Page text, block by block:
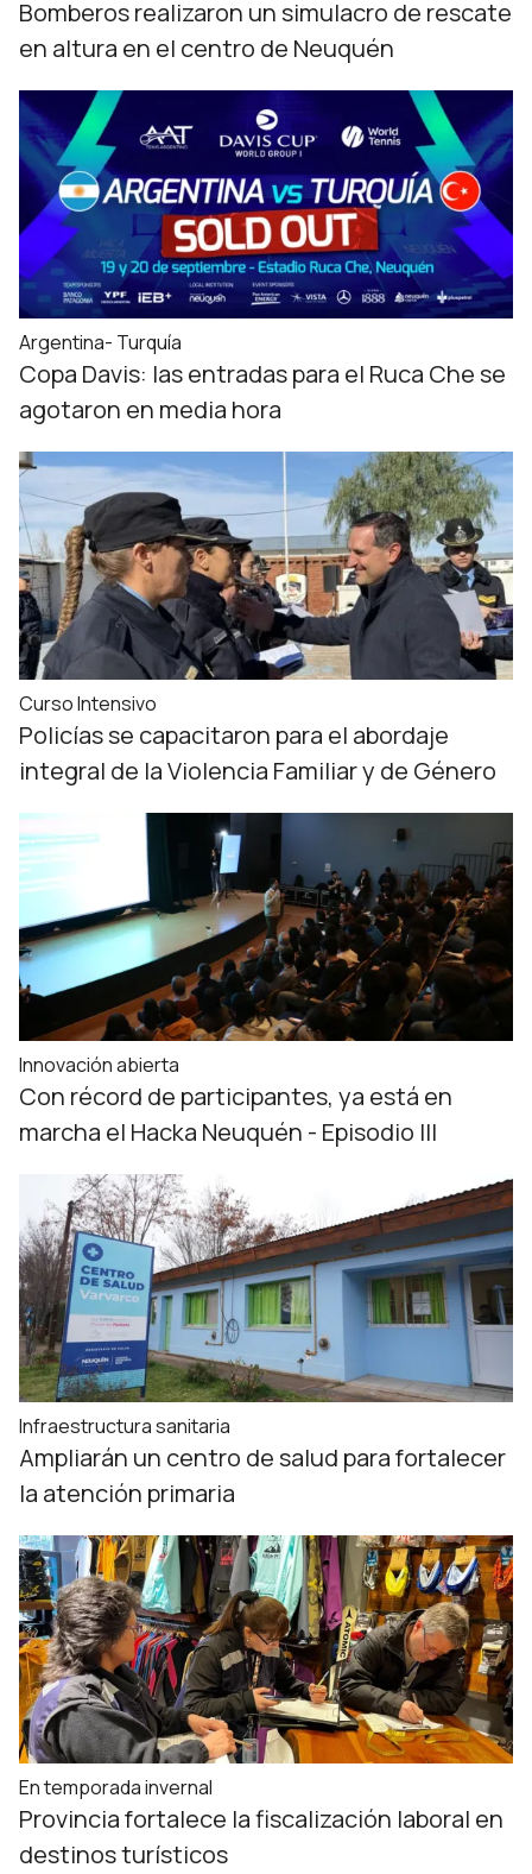
Bomberos realizaron un simulacro de rescate
en altura en el centro de Neuquén
Argentina- Turquía
Copa Davis: las entradas para el Ruca Che se
agotaron en media hora
Curso Intensivo
Policías se capacitaron para el abordaje
integral de la Violencia Familiar y de Género
Innovación abierta
Con récord de participantes, ya está en
marcha el Hacka Neuquén - Episodio III
Infraestructura sanitaria
Ampliarán un centro de salud para fortalecer
la atención primaria
En temporada invernal
Provincia fortalece la fiscalización laboral en
destinos turísticos